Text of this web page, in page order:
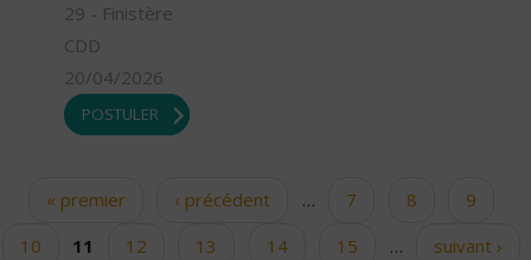
29 - Finistère
CDD
20/04/2026
POSTULER
Pages« premier ‹ précédent … 7 8
9
10
11 12 13 14 15 …
suivant ›